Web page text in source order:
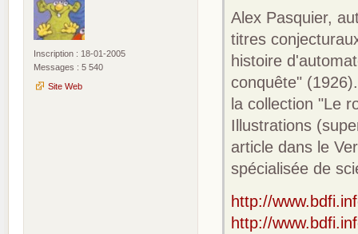
Inscription : 18-01-2005
Messages : 5 540
Site Web
Alex Pasquier,
titres
histoire
conquête"
la collection "Le
Illustrations
article dans le
spécialisée de
http://
http://